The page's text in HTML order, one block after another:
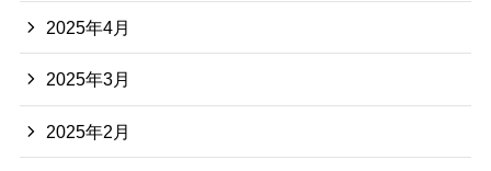
2025年4月
2025年3月
2025年2月